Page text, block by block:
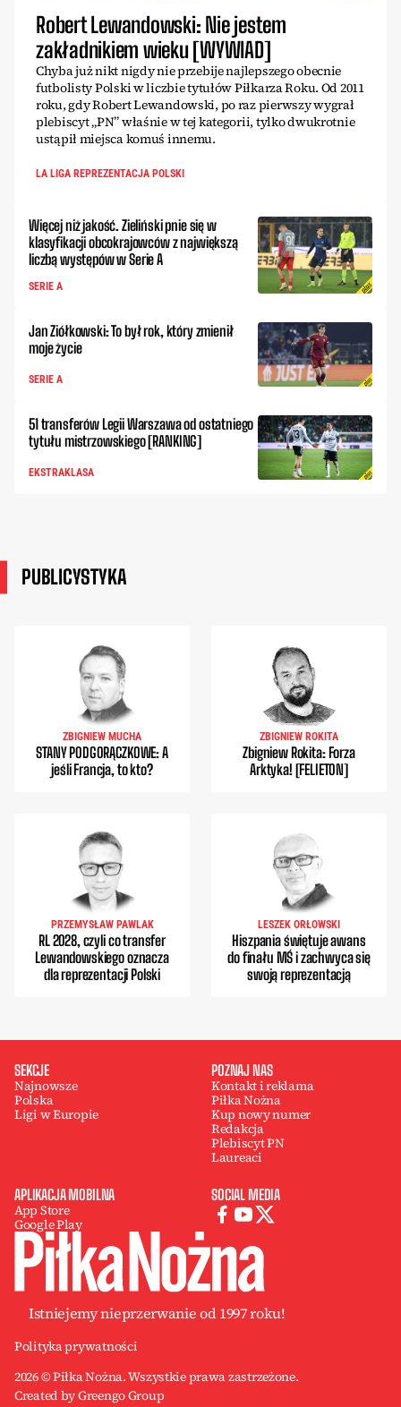
Robert Lewandowski: Nie jestem
zakładnikiem wieku [WYWIAD]
Chyba już nikt nigdy nie przebije najlepszego obecnie
futbolisty Polski w liczbie tytułów Piłkarza Roku. Od 2011
roku, gdy Robert Lewandowski, po raz pierwszy wygrał
plebiscyt „PN” właśnie w tej kategorii, tylko dwukrotnie
ustąpił miejsca komuś innemu.
LA LIGA REPREZENTACJA POLSKI
Więcej niż jakość. Zieliński pnie się w
klasyfikacji obcokrajowców z największą
liczbą występów w Serie A
SERIE A
Jan Ziółkowski: To był rok, który zmienił
moje życie
SERIE A
51 transferów Legii Warszawa od ostatniego
tytułu mistrzowskiego [RANKING]
EKSTRAKLASA
PUBLICYSTYKA
ZBIGNIEW MUCHA
STANY PODGORĄCZKOWE: A
jeśli Francja, to kto?
ZBIGNIEW ROKITA
Zbigniew Rokita: Forza
Arktyka! [FELIETON]
PRZEMYSŁAW PAWLAK
RL 2028, czyli co transfer
Lewandowskiego oznacza
dla reprezentacji Polski
LESZEK ORŁOWSKI
Hiszpania świętuje awans
do finału MŚ i zachwyca się
swoją reprezentacją
SEKCJE
Najnowsze
Polska
Ligi w Europie
POZNAJ NAS
Kontakt i reklama
Piłka Nożna
Kup nowy numer
Redakcja
Plebiscyt PN
Laureaci
APLIKACJA MOBILNA
App Store
Google Play
SOCIAL MEDIA
Istniejemy nieprzerwanie od 1997 roku!
Polityka prywatności
2026 © Piłka Nożna. Wszystkie prawa zastrzeżone.
Created by Greengo Group